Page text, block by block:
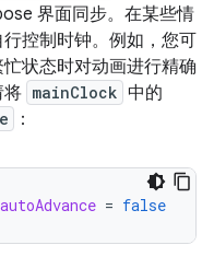
界面同步。在某些情
控制时钟。例如，您可
状态时对动画进行精确
将 mainClock 中的
：
autoAdvance = false